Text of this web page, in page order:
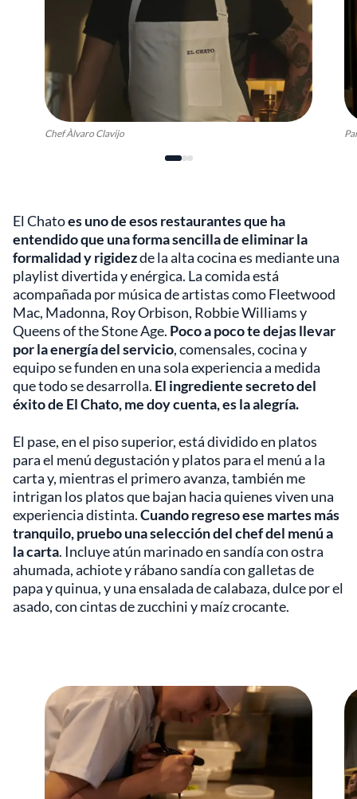
Chef Àlvaro Clavijo
El Chatoes uno de esos restaurantes que ha
entendido que una forma sencilla de eliminar la
formalidad y rigidezde la alta cocina es mediante una
playlist divertida y enérgica. La comida está
acompañada por música de artistas como Fleetwood
Mac, Madonna, Roy Orbison, Robbie Williams y
Queens of the Stone Age. Poco a poco te dejas llevar
por la energía del servicio, comensales, cocina y
equipo se funden en una sola experiencia a medida
que todo se desarrolla. El ingrediente secreto del
éxito de El Chato, me doy cuenta, es la alegría.
El pase, en el piso superior, está dividido en platos
para el menú degustación y platos para el menú a la
carta y, mientras el primero avanza, también me
intrigan los platos que bajan hacia quienes viven una
experiencia distinta.Cuando regreso ese martes más
tranquilo, pruebo una selección del chef del menú a
la carta. Incluye atún marinado en sandía con ostra
ahumada, achiote y rábano sandía con galletas de
papa y quinua, y una ensalada de calabaza, dulce por el
asado, con cintas de zucchini y maíz crocante.